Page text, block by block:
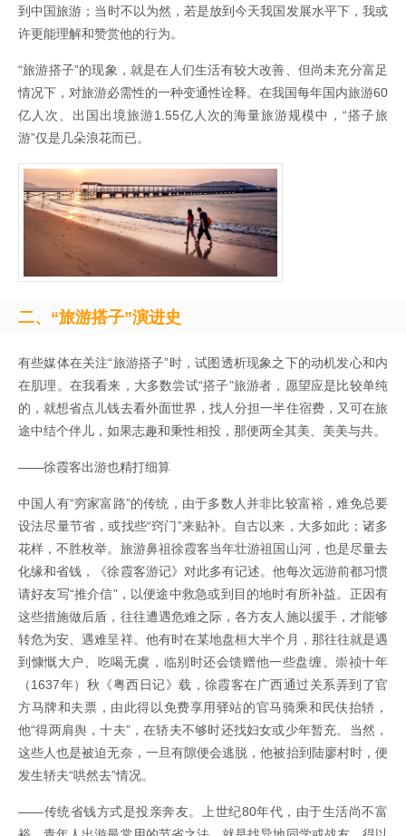
到中国旅游；当时不以为然，若是放到今天我国发展水平下，我或
许更能理解和赞赏他的行为。
“旅游搭子”的现象，就是在人们生活有较大改善、但尚未充分富足
情况下，对旅游必需性的一种变通性诠释。在我国每年国内旅游60
亿人次、出国出境旅游1.55亿人次的海量旅游规模中，“搭子旅
游”仅是几朵浪花而已。
二、“旅游搭子”演进史
有些媒体在关注“旅游搭子”时，试图透析现象之下的动机发心和内
在肌理。在我看来，大多数尝试“搭子”旅游者，愿望应是比较单纯
的，就想省点儿钱去看外面世界，找人分担一半住宿费，又可在旅
途中结个伴儿，如果志趣和秉性相投，那便两全其美、美美与共。
——徐霞客出游也精打细算
中国人有“穷家富路”的传统，由于多数人并非比较富裕，难免总要
设法尽量节省，或找些“窍门”来贴补。自古以来，大多如此；诸多
花样，不胜枚举。旅游鼻祖徐霞客当年壮游祖国山河，也是尽量去
化缘和省钱，《徐霞客游记》对此多有记述。他每次远游前都习惯
请好友写“推介信”，以便途中救急或到目的地时有所补益。正因有
这些措施做后盾，往往遭遇危难之际，各方友人施以援手，才能够
转危为安、遇难呈祥。他有时在某地盘桓大半个月，那往往就是遇
到慷慨大户、吃喝无虞，临别时还会馈赠他一些盘缠。崇祯十年
（1637年）秋《粤西日记》载，徐霞客在广西通过关系弄到了官
方马牌和夫票，由此得以免费享用驿站的官马骑乘和民伕抬轿，
他“得两肩舆，十夫”，在轿夫不够时还找妇女或少年暂充。当然，
这些人也是被迫无奈，一旦有隙便会逃脱，他被抬到陆廖村时，便
发生轿夫“哄然去”情况。
——传统省钱方式是投亲奔友。上世纪80年代，由于生活尚不富